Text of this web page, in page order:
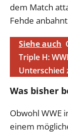
dem Match
Fehde
Siehe auch
Triple H:
Unterschied
Was bisher
Obwohl WWE
einem